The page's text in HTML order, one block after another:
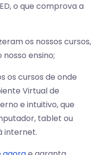
o que comprova a
os nossos cursos,
ensino;
os cursos de onde
Virtual de
e intuitivo, que
tablet ou
internet.